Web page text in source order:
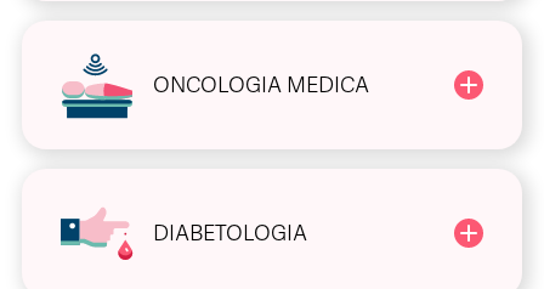
ONCOLOGIA MEDICA
DIABETOLOGIA